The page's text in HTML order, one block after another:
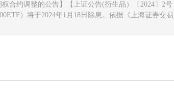
权合约调整的公告】【上证公告(衍生品）〔2024
）将于2024年1月18日除息。依据《上海证券交易